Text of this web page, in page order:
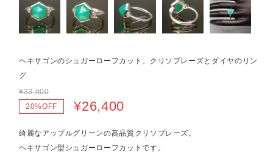
ヘキサゴンのシュガーローフカット。クリソプレーズとダイヤのリン
グ
¥33,000
20%OFF
¥26,400
綺麗なアップルグリーンの高品質クリソプレーズ。
ヘキサゴン型シュガーローフカットです。